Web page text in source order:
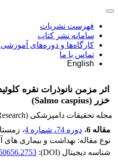
فهرست نشریات
سامانه نشر کتاب
کارگاه‌ها و دوره‌های
تماس با ما
English
اثر مزمن نانوذرات نقره
خزر (Salmo caspius)
مجله تحقیقات دامپزشکی (Journal of Veterinary Research)
مقاله 6
، دوره 74، شماره 4 ، زمستان
نوع مقاله: بهداشت و بیماری های
شناسه دیجیتال (DOI):